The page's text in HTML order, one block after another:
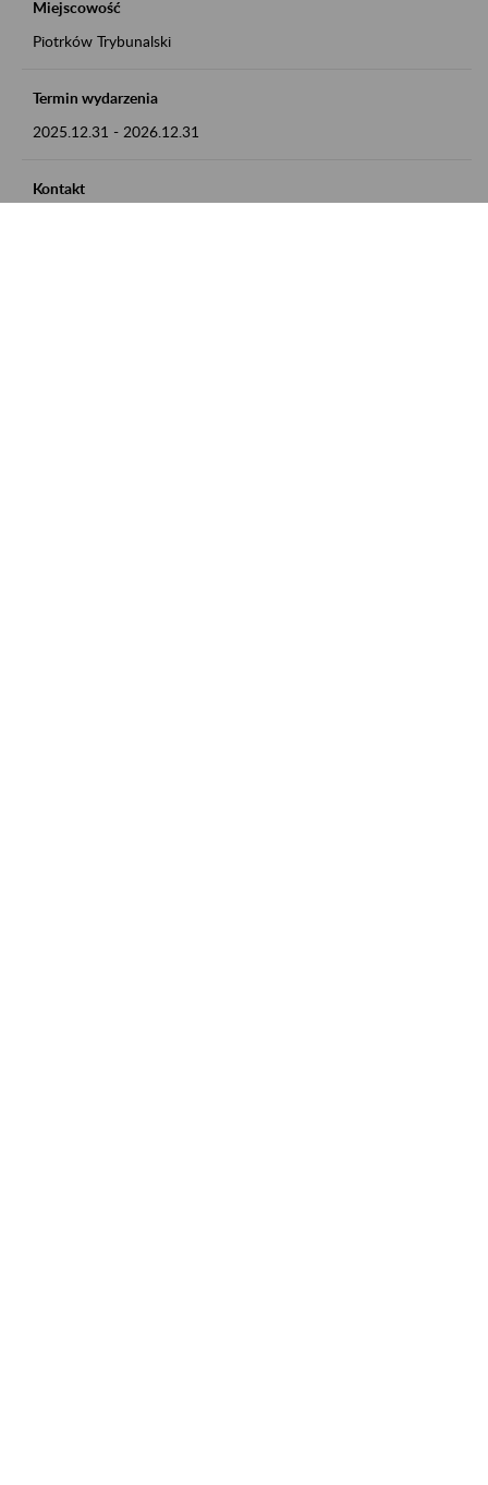
Miejscowość
Piotrków Trybunalski
Termin wydarzenia
2025.12.31 - 2026.12.31
Kontakt